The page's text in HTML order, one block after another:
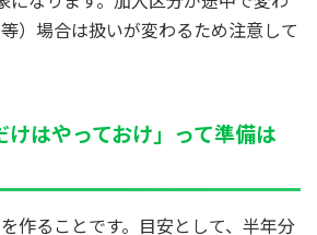
）場合は扱いが変わるため注意して
けはやっておけ」って準備は
作ることです。目安として、半年分